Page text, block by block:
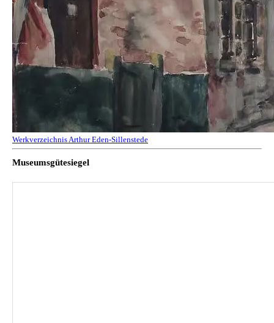
Werkverzeichnis Arthur Eden-Sillenstede
Museumsgütesiegel